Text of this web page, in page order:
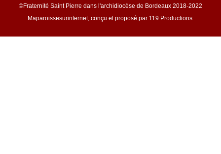
©Fraternité Saint Pierre dans l'archidiocèse de Bordeaux 2018-2022
Maparoissesurinternet, conçu et proposé par 119 Productions.